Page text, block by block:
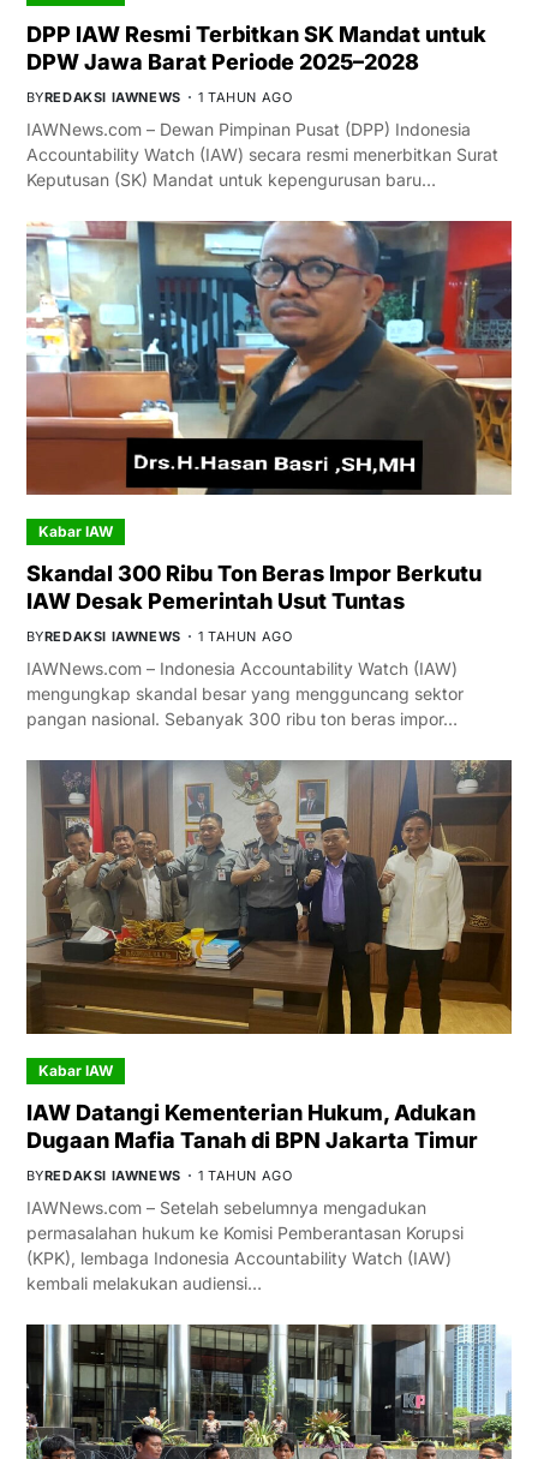
DPP IAW Resmi Terbitkan SK Mandat untuk
DPW Jawa Barat Periode 2025–2028
BYREDAKSI IAWNEWS 1 TAHUN AGO
IAWNews.com – Dewan Pimpinan Pusat (DPP) Indonesia
Accountability Watch (IAW) secara resmi menerbitkan Surat
Keputusan (SK) Mandat untuk kepengurusan baru…
Kabar IAW
Skandal 300 Ribu Ton Beras Impor Berkutu
IAW Desak Pemerintah Usut Tuntas
BYREDAKSI IAWNEWS 1 TAHUN AGO
IAWNews.com – Indonesia Accountability Watch (IAW)
mengungkap skandal besar yang mengguncang sektor
pangan nasional. Sebanyak 300 ribu ton beras impor…
Kabar IAW
IAW Datangi Kementerian Hukum, Adukan
Dugaan Mafia Tanah di BPN Jakarta Timur
BYREDAKSI IAWNEWS 1 TAHUN AGO
IAWNews.com – Setelah sebelumnya mengadukan
permasalahan hukum ke Komisi Pemberantasan Korupsi
(KPK), lembaga Indonesia Accountability Watch (IAW)
kembali melakukan audiensi…